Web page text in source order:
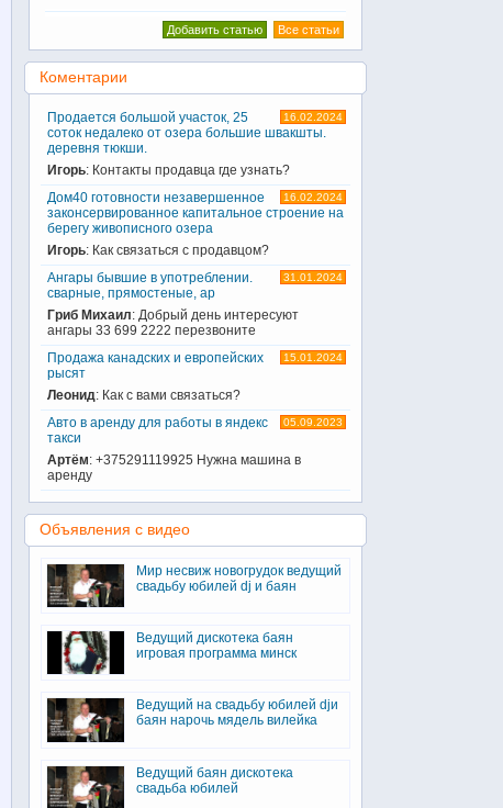
Все статьи
Добавить статью
Коментарии
16.02.2024
Продается большой участок, 25
соток недалеко от озера большие швакшты.
деревня тюкши.
Игорь: Контакты продавца где узнать?
16.02.2024
Дом40 готовности незавершенное
законсервированное капитальное строение на
берегу живописного озера
Игорь: Как связаться с продавцом?
31.01.2024
Ангары бывшие в употреблении.
сварные, прямостеные, ар
Гриб Михаил: Добрый день интересуют
ангары 33 699 2222 перезвоните
15.01.2024
Продажа канадских и европейских
рысят
Леонид: Как с вами связаться?
05.09.2023
Авто в аренду для работы в яндекс
такси
Артём: +375291119925 Нужна машина в
аренду
Объявления с видео
Мир несвиж новогрудок ведущий
свадьбу юбилей dj и баян
Ведущий дискотека баян
игровая программа минск
Ведущий на свадьбу юбилей djи
баян нарочь мядель вилейка
Ведущий баян дискотека
свадьба юбилей